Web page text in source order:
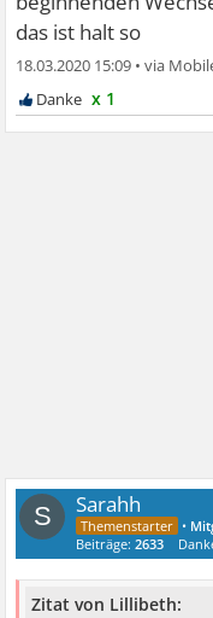
das ist halt so
18.03.2020 15:09 •
x 1
S Sarahh
•
Beiträge:2633
Zitat von Lillibeth: